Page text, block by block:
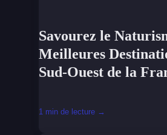
Savourez le
Meilleures
Sud-Ouest de la
1 min de lecture →